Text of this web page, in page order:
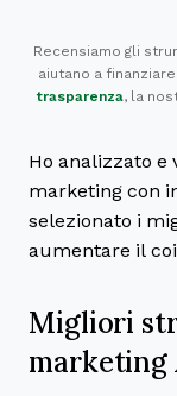
Recensiamo gli
aiutano a
trasparenza, la
Ho analizzato e
marketing con
selezionato i
aumentare il
Migliori
marketing